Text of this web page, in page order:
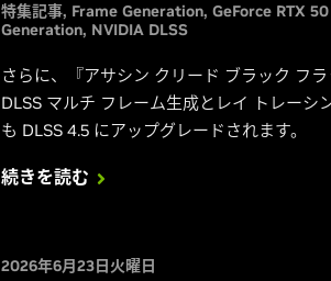
特集記事 Frame Generation GeForce RTX
Generation NVIDIA DLSS
さらに、『アサシン クリード ブラック フ
DLSS マルチ フレーム生成とレイ トレーシ
も DLSS 4.5 にアップグレードされます。
続きを読む
2026年6月23日火曜日